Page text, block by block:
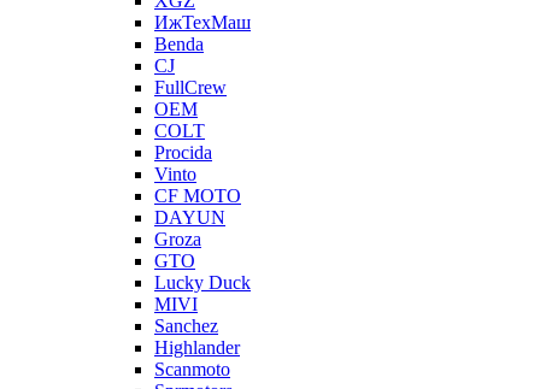
ИжТехМаш
Benda
CJ
FullCrew
OEM
COLT
Procida
Vinto
CF MOTO
DAYUN
Groza
GTO
Lucky Duck
MIVI
Sanchez
Highlander
Scanmoto